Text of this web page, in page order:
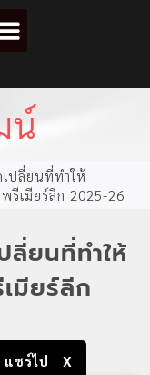
น์
เปลี่ยนที่ทำให้
รีเมียร์ลีก 2025-26
ลี่ยนที่ทำให้
มียร์ลีก
แชร์ไป X